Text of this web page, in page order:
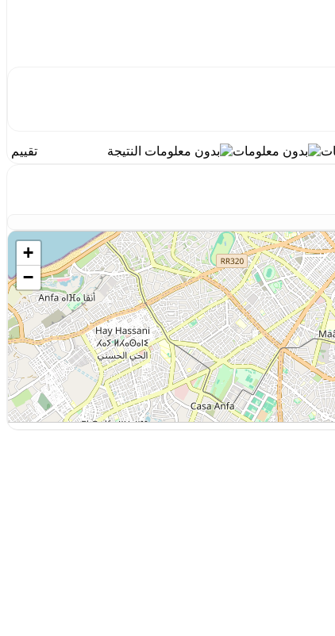
تقييم النتيجة
+
−